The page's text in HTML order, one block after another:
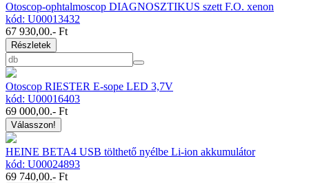
Otoscop-ophtalmoscop DIAGNOSZTIKUS szett F.O. xenon
kód: U00013432
67 930,00.- Ft
Részletek
Otoscop RIESTER E-sope LED 3,7V
kód: U00016403
69 000,00.- Ft
Válasszon!
HEINE BETA4 USB tölthető nyélbe Li-ion akkumulátor
kód: U00024893
69 740,00.- Ft